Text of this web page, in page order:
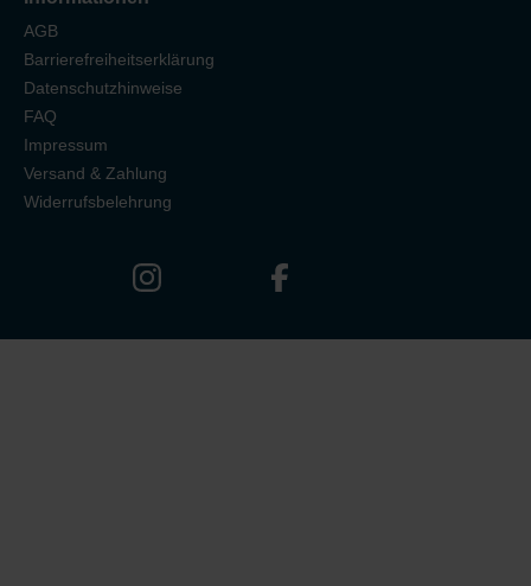
AGB
Barrierefreiheitserklärung
Datenschutzhinweise
FAQ
Impressum
Versand & Zahlung
Widerrufsbelehrung